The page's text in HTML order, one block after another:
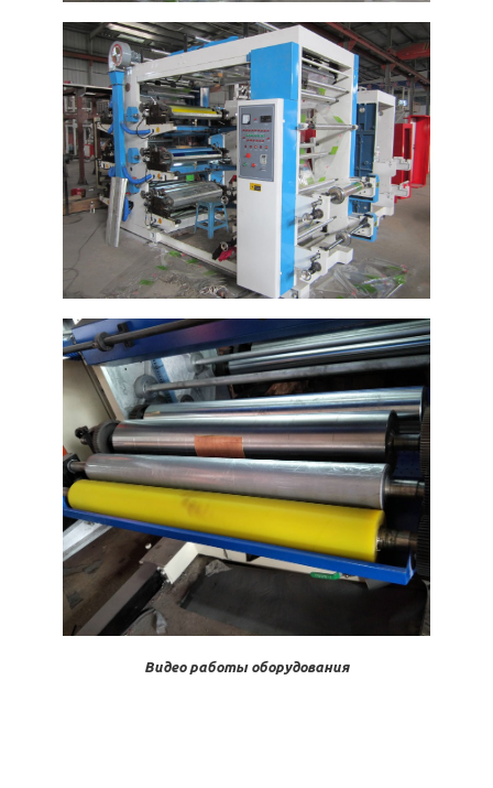
Видео работы оборудования